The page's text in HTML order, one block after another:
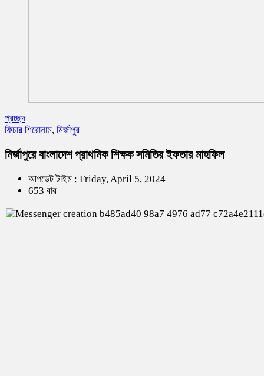
প্রচ্ছদ
ফিচার শিরোনাম, মির্জাপুর
মির্জাপুরে বাংলাদেশ প্রাথমিক শিক্ষক সমিতির ইফতার মাহফিল
আপডেট টাইম : Friday, April 5, 2024
653 বার